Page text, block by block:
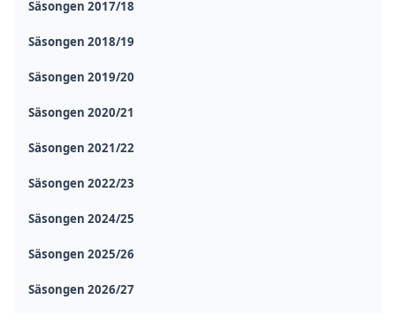
Säsongen 2017/18
Säsongen 2018/19
Säsongen 2019/20
Säsongen 2020/21
Säsongen 2021/22
Säsongen 2022/23
Säsongen 2024/25
Säsongen 2025/26
Säsongen 2026/27